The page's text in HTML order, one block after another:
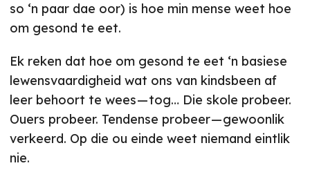
so ‘n paar dae oor) is hoe min mense weet hoe
om gesond te eet.
Ek reken dat hoe om gesond te eet ‘n basiese
lewensvaardigheid wat ons van kindsbeen af
leer behoort te wees — tog… Die skole probeer.
Ouers probeer. Tendense probeer — gewoonlik
verkeerd. Op die ou einde weet niemand eintlik
nie.